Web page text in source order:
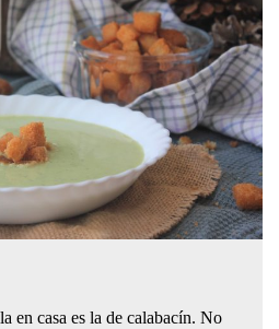
en casa es la de calabacín. No